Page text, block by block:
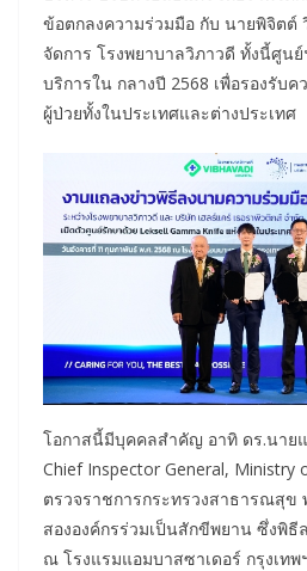
ข้อตกลงความร่วมมือ กับ นายพิจิตต์
จัดการ โรงพยาบาลวิภาวดี ทั้งนี้ศูน
บริการใน กลางปี 2568 เพื่อรองรับค
ผู้ป่วยทั้งในประเทศและต่างประเทศ
โอกาสนี้มีบุคคลสำคัญ อาทิ ดร.นาย
Chief Inspector General, Ministry
ตรวจราชการกระทรวงสาธารณสุข
สององค์กรร่วมเป็นสักขีพยาน ซึ่งพิ
ณ โรงแรมแอมบาสซาเดอร์ กรุงเทพ